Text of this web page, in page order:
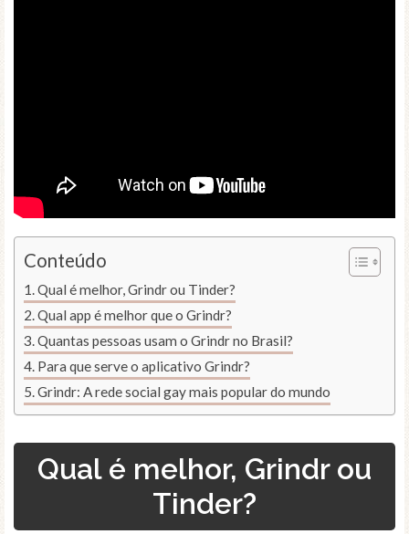
Conteúdo
Qual é melhor, Grindr ou Tinder?
Qual app é melhor que o Grindr?
Quantas pessoas usam o Grindr no Brasil?
Para que serve o aplicativo Grindr?
Grindr: A rede social gay mais popular do mundo
Qual é melhor, Grindr ou
Tinder?